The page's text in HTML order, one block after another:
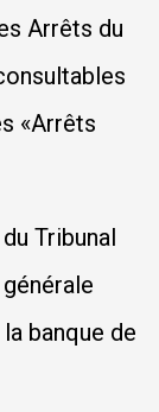
Arrêts du
«Arrêts
Tribunal
banque de